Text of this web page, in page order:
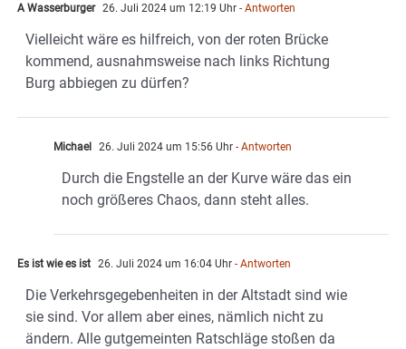
A Wasserburger 26. Juli 2024 um 12:19 Uhr - Antworten
Vielleicht wäre es hilfreich, von der roten Brücke
kommend, ausnahmsweise nach links Richtung
Burg abbiegen zu dürfen?
Michael 26. Juli 2024 um 15:56 Uhr - Antworten
Durch die Engstelle an der Kurve wäre das ein
noch größeres Chaos, dann steht alles.
Es ist wie es ist 26. Juli 2024 um 16:04 Uhr - Antworten
Die Verkehrsgegebenheiten in der Altstadt sind wie
sie sind. Vor allem aber eines, nämlich nicht zu
ändern. Alle gutgemeinten Ratschläge stoßen da